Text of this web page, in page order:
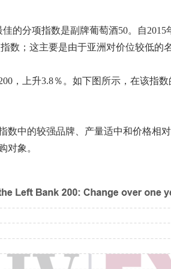
的分项指数是副牌葡萄酒50。自2015
数；这主要是由于亚洲对价位较低的
，上升3.8％。如下图所示，在该指
数中的较强品牌、产量适中和价格相
对象。